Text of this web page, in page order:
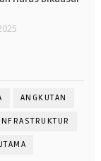
ANGKUTAN